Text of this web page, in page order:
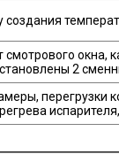
создания
смотрового
2
перегрузки